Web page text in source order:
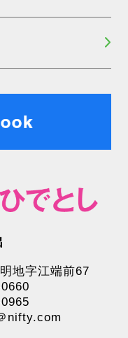
地字江端前67
nifty.com